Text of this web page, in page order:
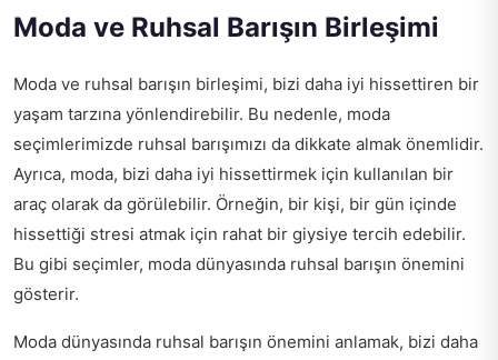
Moda ve Ruhsal Barışın Birleşimi
Moda ve ruhsal barışın birleşimi, bizi daha iyi hissettiren bir
yaşam tarzına yönlendirebilir. Bu nedenle, moda
seçimlerimizde ruhsal barışımızı da dikkate almak önemlidir.
Ayrıca, moda, bizi daha iyi hissettirmek için kullanılan bir
araç olarak da görülebilir. Örneğin, bir kişi, bir gün içinde
hissettiği stresi atmak için rahat bir giysiye tercih edebilir.
Bu gibi seçimler, moda dünyasında ruhsal barışın önemini
gösterir.
Moda dünyasında ruhsal barışın önemini anlamak, bizi daha